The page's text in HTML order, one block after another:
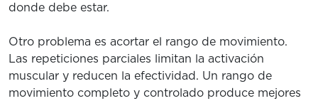
donde debe estar.
Otro problema es acortar el rango de movimiento.
Las repeticiones parciales limitan la activación
muscular y reducen la efectividad. Un rango de
movimiento completo y controlado produce mejores